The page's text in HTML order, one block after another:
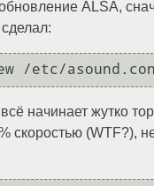
ALSA,
/etc/
начинает жутко
скоростью (WTF?),